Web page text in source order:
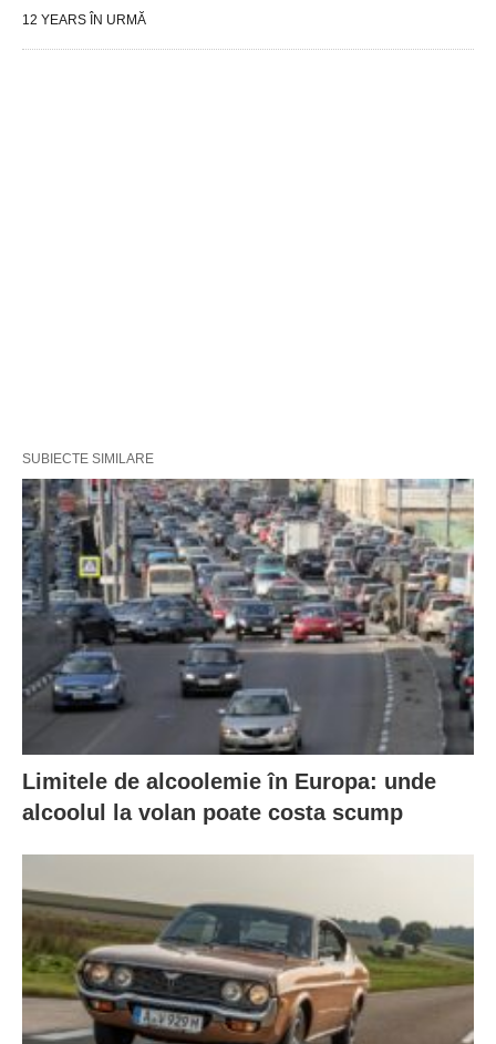
12 YEARS ÎN URMĂ
SUBIECTE SIMILARE
Limitele de alcoolemie în Europa: unde
alcoolul la volan poate costa scump